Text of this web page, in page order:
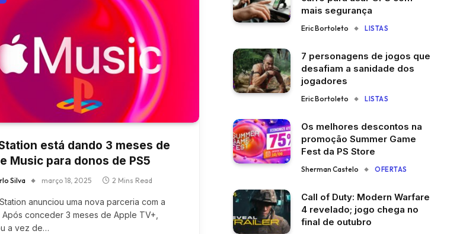
está dando 3 meses de
Music para donos de PS5
Silva março 18, 2025 2 Mins Read
anunciou uma nova parceria com a
Após conceder 3 meses de Apple TV+,
a vez de…
mais segurança
Eric Bortoleto LISTAS
7 personagens de jogos que
desafiam a sanidade dos
jogadores
Eric Bortoleto LISTAS
Os melhores descontos na
promoção Summer Game
Fest da PS Store
Sherman Castelo OFERTAS
Call of Duty: Modern Warfare
4 revelado; jogo chega no
final de outubro